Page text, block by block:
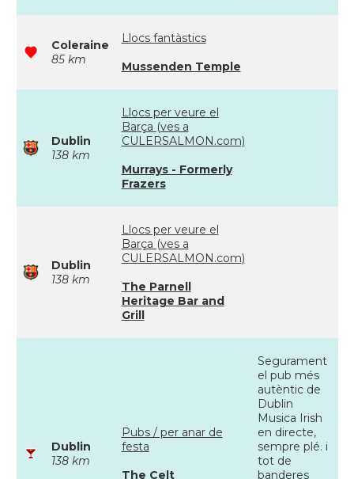
Coleraine
85 km
Llocs fantàstics
Mussenden Temple
Dublin
138 km
Llocs per veure el
Barça (ves a
CULERSALMON.com)
Murrays - Formerly
Frazers
Dublin
138 km
Llocs per veure el
Barça (ves a
CULERSALMON.com)
The Parnell
Heritage Bar and
Grill
Dublin
138 km
Pubs / per anar de
festa
The Celt
Segurament
el pub més
autèntic de
Dublin
Musica Irish
en directe,
sempre plé. i
tot de
banderes